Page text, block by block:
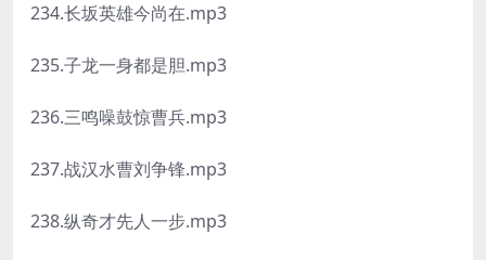
234.长坂英雄今尚在.mp3
235.子龙一身都是胆.mp3
236.三鸣噪鼓惊曹兵.mp3
237.战汉水曹刘争锋.mp3
238.纵奇才先人一步.mp3